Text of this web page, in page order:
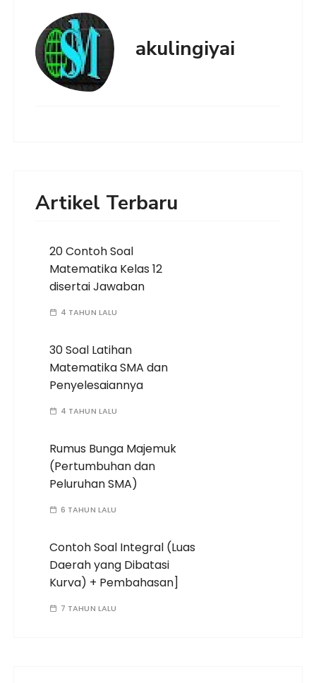
akulingiyai
Artikel Terbaru
20 Contoh Soal
Matematika Kelas 12
disertai Jawaban
4 TAHUN LALU
30 Soal Latihan
Matematika SMA dan
Penyelesaiannya
4 TAHUN LALU
Rumus Bunga Majemuk
(Pertumbuhan dan
Peluruhan SMA)
6 TAHUN LALU
Contoh Soal Integral (Luas
Daerah yang Dibatasi
Kurva) + Pembahasan]
7 TAHUN LALU